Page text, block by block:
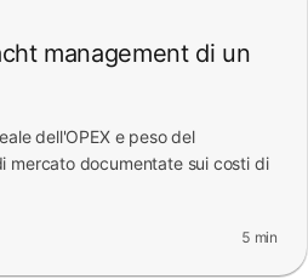
management di un
dell'OPEX e peso del
mercato documentate sui costi di
5 min